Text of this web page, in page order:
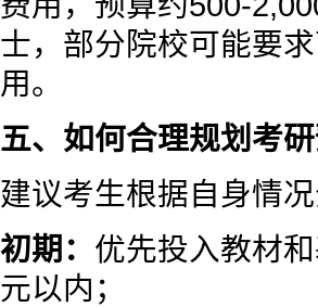
士，部分院校可能要
用。
五、如何合理规划考
建议考生根据自身情
初期： 优先投入教材
元以内；